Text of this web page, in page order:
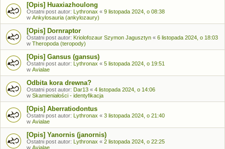
[Opis] Huaxiazhoulong
Ostatni post autor: Lythronax « 9 listopada 2024, o 08:38
w Ankylosauria (ankylozaury)
[Opis] Dornraptor
Ostatni post autor: Kriolofozaur Szymon Jagusztyn « 6 listopada 2024, o 18:03
w Theropoda (teropody)
[Opis] Gansus (gansus)
Ostatni post autor: Lythronax « 5 listopada 2024, o 19:51
w Avialae
Odbita kora drewna?
Ostatni post autor: Dar13 « 4 listopada 2024, o 14:06
w Skamieniałości - identyfikacja
[Opis] Aberratiodontus
Ostatni post autor: Lythronax « 3 listopada 2024, o 21:40
w Avialae
[Opis] Yanornis (janornis)
Ostatni post autor: Lythronax « 2 listopada 2024, o 22:25
w Avialae